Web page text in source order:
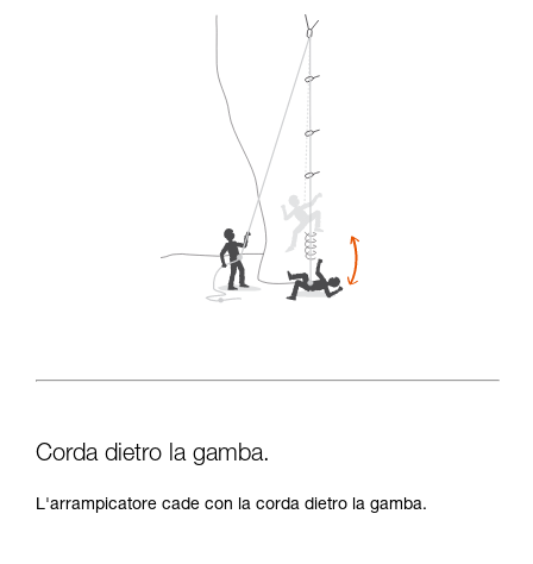
Corda dietro la gamba.
L'arrampicatore cade con la corda dietro la gamba.